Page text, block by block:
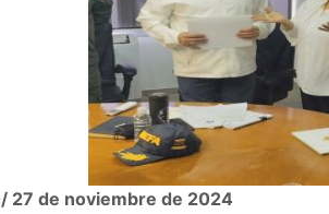
27 de noviembre de 2024